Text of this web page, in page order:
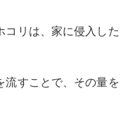
コリは、家に侵入した
流すことで、その量を